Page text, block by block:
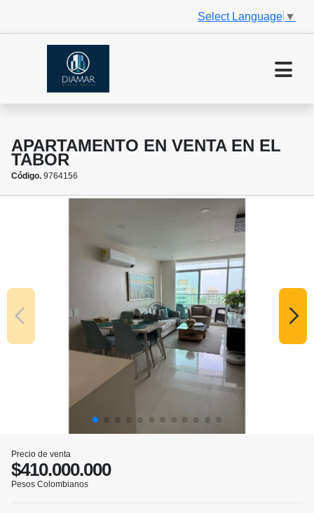
Select Language ▼
APARTAMENTO EN VENTA EN EL
TABOR
Código. 9764156
Precio de venta
$410.000.000
Pesos Colombianos